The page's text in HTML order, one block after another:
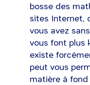
bosse des
sites Internet,
vous avez
vous font plus
existe
peut vous
matière à fond